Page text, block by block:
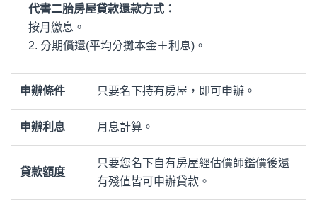
代書二胎房屋貸款還款方式：
按月繳息。
2. 分期償還(平均分攤本金＋利息)。
申辦條件 只要名下持有房屋，即可申辦。
申辦利息 月息計算。
貸款額度
只要您名下自有房屋經估價師鑑價後還
有殘值皆可申辦貸款。